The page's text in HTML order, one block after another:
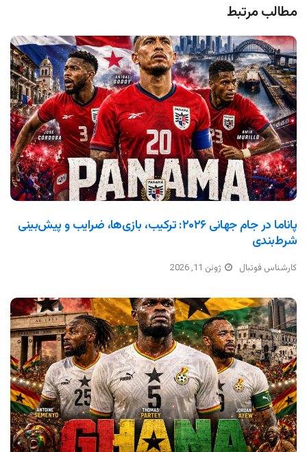
مطالب مرتبط
پاناما در جام جهانی ۲۰۲۶: ترکیب، بازی‌ها، ضرایب و پیش‌بینی
شرط‌بندی
کارشناس فوتبال ژوئن 11, 2026